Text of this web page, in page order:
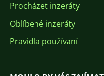
Procházet inzeráty
Oblíbené inzeráty
Pravidla používání